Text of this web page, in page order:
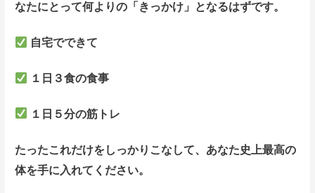
なたにとって何よりの「きっかけ」となるはずです。
自宅でできて
１日３食の食事
１日５分の筋トレ
たったこれだけをしっかりこなして、あなた史上最高の
体を手に入れてください。